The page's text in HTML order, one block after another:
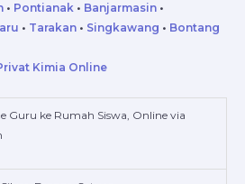
• Pontianak• Banjarmasin•
• Tarakan• Singkawang • Bontang
Kimia Online
Guru ke Rumah Siswa, Online via